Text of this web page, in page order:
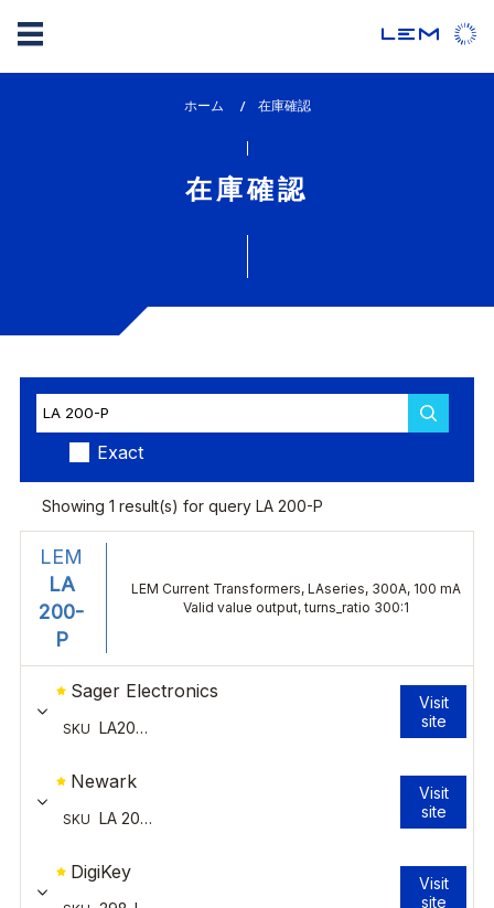
ホーム
lem_current_page
在庫確認
在庫確認